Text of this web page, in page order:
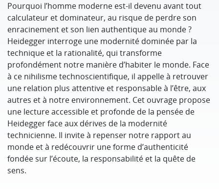
Pourquoi l’homme moderne est-il devenu avant tout
calculateur et dominateur, au risque de perdre son
enracinement et son lien authentique au monde ?
Heidegger interroge une modernité dominée par la
technique et la rationalité, qui transforme
profondément notre manière d’habiter le monde. Face
à ce nihilisme technoscientifique, il appelle à retrouver
une relation plus attentive et responsable à l’être, aux
autres et à notre environnement. Cet ouvrage propose
une lecture accessible et profonde de la pensée de
Heidegger face aux dérives de la modernité
technicienne. Il invite à repenser notre rapport au
monde et à redécouvrir une forme d’authenticité
fondée sur l’écoute, la responsabilité et la quête de
sens.